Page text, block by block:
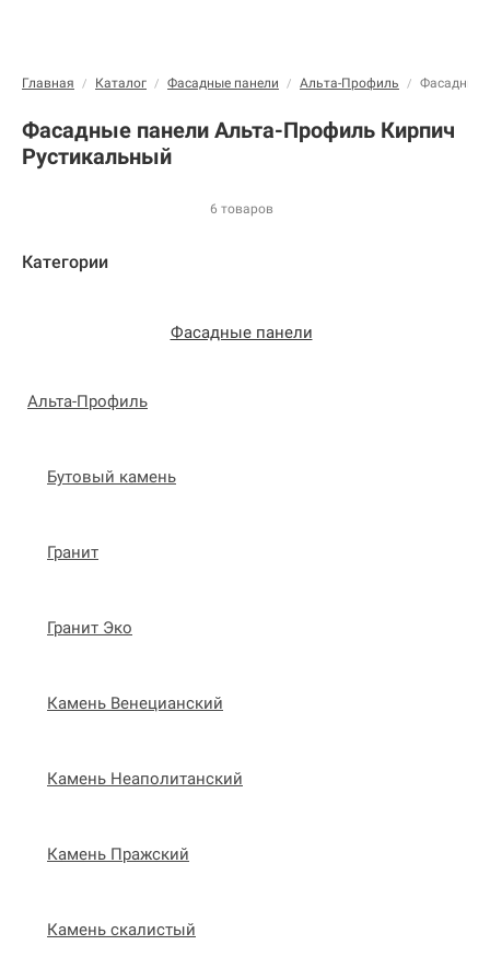
Главная / Каталог / Фасадные панели / Альта-Профиль / Фасадные
Фасадные панели Альта-Профиль Кирпич
Рустикальный
6 товаров
Категории
Фасадные панели
Альта-Профиль
Бутовый камень
Гранит
Гранит Эко
Камень Венецианский
Камень Неаполитанский
Камень Пражский
Камень скалистый